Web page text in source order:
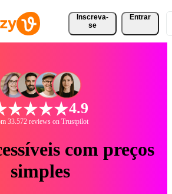
Inscreva-
se
Entrar
4.9
33.572 reviews on Trustpilot
com preços
simples